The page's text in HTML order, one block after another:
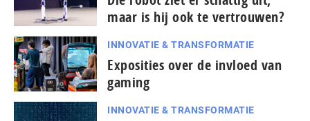
maar is hij ook te vertrouwen?
INNOVATIE & TRANSFORMATIE
Exposities over de invloed van
gaming
INNOVATIE & TRANSFORMATIE